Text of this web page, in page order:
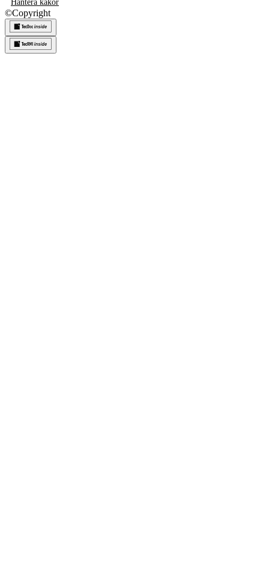
Hantera kakor
©Copyright